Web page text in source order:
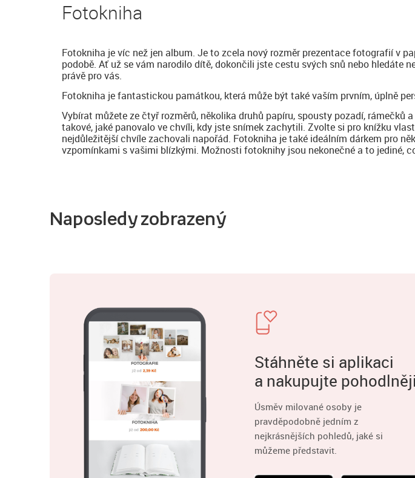
Fotokniha
Fotokniha je víc než jen album. Je to zcela nový rozměr prezentace fotografií v
podobě. Ať už se vám narodilo dítě, dokončili jste cestu svých snů nebo hledáte
právě pro vás.
Fotokniha je fantastickou památkou, která může být také vaším prvním, úplně
Vybírat můžete ze čtyř rozměrů, několika druhů papíru, spousty pozadí,
takové, jaké panovalo ve chvíli, kdy jste snímek zachytili. Zvolte si pro knížku
nejdůležitější chvíle zachovali napořád. Fotokniha je také ideálním dárkem pro
vzpomínkami s vašimi blízkými. Možnosti fotoknihy jsou nekonečné a to jediné,
Naposledy zobrazený
Stáhněte si aplikaci
a nakupujte
Úsměv milované osoby je
pravděpodobně jedním z
nejkrásnějších pohledů, jaké si
můžeme představit.